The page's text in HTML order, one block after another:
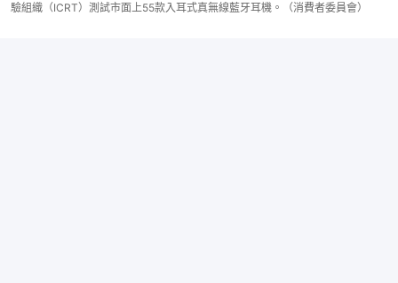
驗組織（ICRT）測試市面上55款入耳式真無線藍牙耳機。（消費者委員會）